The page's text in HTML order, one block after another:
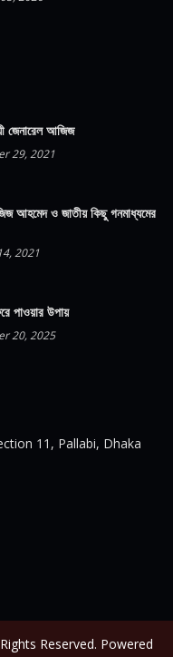
জেনারেল আজিজ
29, 2021
আহমেদ ও জাতীয় কিছু গনমাধ্যমের
2021
পাওয়ার উপায়
20, 2025
11, Pallabi, Dhaka
Reserved. Powered